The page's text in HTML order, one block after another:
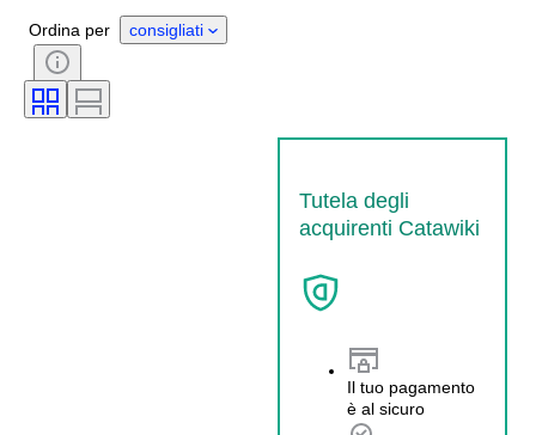
Accessori inclusi
Epoca
Modello
Ordina per consigliati
Tutela degli
acquirenti Catawiki
Il tuo pagamento
è al sicuro